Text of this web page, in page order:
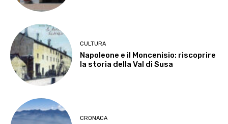
CULTURA
Napoleone e il Moncenisio: riscoprire
la storia della Val di Susa
CRONACA